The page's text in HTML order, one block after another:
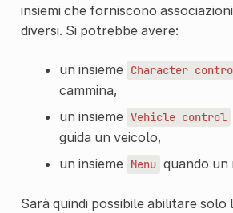
insiemi che forniscono
diversi. Si potrebbe avere:
un insieme Character
cammina,
un insieme Vehicle control
guida un veicolo,
un insieme Menu quando un
Sarà quindi possibile abilitare solo